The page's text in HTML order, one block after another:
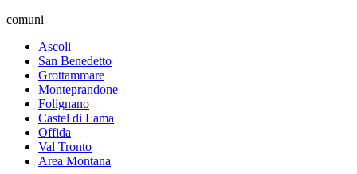
comuni
Ascoli
San Benedetto
Grottammare
Monteprandone
Folignano
Castel di Lama
Offida
Val Tronto
Area Montana